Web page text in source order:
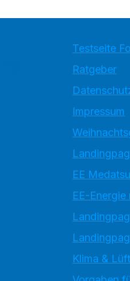
Testseite
Ratgeber
Impressum
EE Medatsu
EE-Energie
Klima &